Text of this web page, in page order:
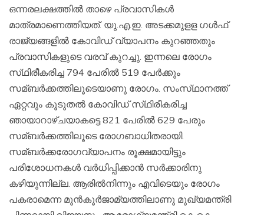
ഒന്നരലക്ഷത്തില്‍ താഴെ പ്രവാസികള്‍
മാത്രമാണെത്തിയത്‌. യു.എ.ഇ. അടക്കമുളള ഗള്‍ഫ്‌
രാജ്യങ്ങളില്‍ കോവിഡ്‌ വ്യാപനം കുറഞ്ഞതും
പ്രവാസികളുടെ വരവ്‌ കുറച്ചു. ഇന്നലെ രോഗം
സ്‌ഥിരീകരിച്ച 794 പേരില്‍ 519 പേര്‍ക്കും
സമ്ബര്‍ക്കത്തിലൂടെയാണു രോഗം. സംസ്‌ഥാനത്ത്‌
ഏറ്റവും കൂടുതല്‍ കോവിഡ്‌ സ്‌ഥിരീകരിച്ച
ഞായാറാഴ്‌ചയാകട്ടെ 821 പേരില്‍ 629 പേരും
സമ്ബര്‍ക്കത്തിലൂടെ രോഗബാധിതരായി.
സമ്ബര്‍ക്കരോഗവ്യാപനം രൂക്ഷമായിട്ടും
പരിശോധനകള്‍ വര്‍ധിപ്പിക്കാന്‍ സര്‍ക്കാരിനു
കഴിയുന്നില്ല. ആരില്‍നിന്നും എവിടെയും രോഗം
പകരാമെന്ന മുന്‍കൂര്‍ജാമ്യത്തിലാണു മുഖ്യമന്ത്രി